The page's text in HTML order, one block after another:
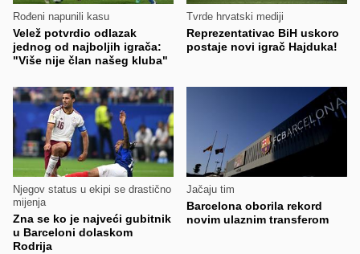
Rođeni napunili kasu
Velež potvrdio odlazak
jednog od najboljih igrača:
"Više nije član našeg kluba"
Tvrde hrvatski mediji
Reprezentativac BiH uskoro
postaje novi igrač Hajduka!
Njegov status u ekipi se drastično
mijenja
Zna se ko je najveći gubitnik
u Barceloni dolaskom
Rodrija
Jačaju tim
Barcelona oborila rekord
novim ulaznim transferom